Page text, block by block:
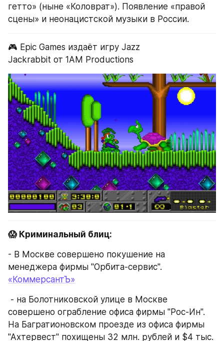
гетто» (ныне «Коловрат»). Появление «правой
сцены» и неонацистской музыки в России.
🎮 Epic Games издаёт игру Jazz
Jackrabbit от 1AM Productions
😱 Криминальный блиц:
- В Москве совершено покушение на
менеджера фирмы "Орбита-сервис".
«КоммерсантЪ»
совершено ограбление офиса фирмы "Рос-Ин".
На Багратионовском проезде из офиса фирмы
"Ахтервест" похищены 32 млн. рублей и $4 тыс.